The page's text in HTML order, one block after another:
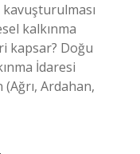
kavuşturulması
kalkınma
kapsar? Doğu
İdaresi
(Ağrı, Ardahan,